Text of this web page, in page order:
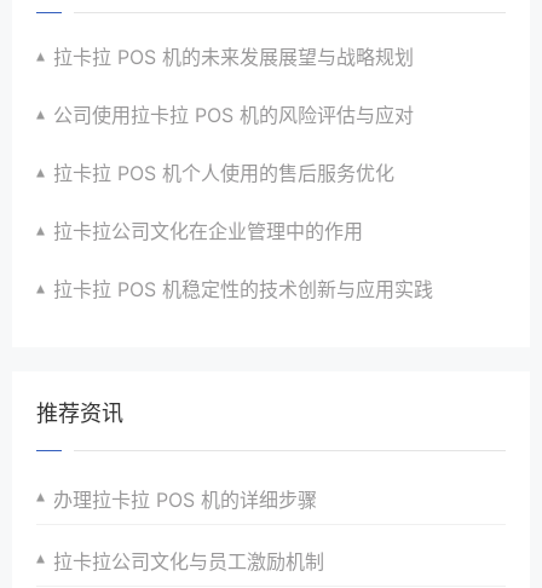
拉卡拉 POS 机的未来发展展望与战略规划
公司使用拉卡拉 POS 机的风险评估与应对
拉卡拉 POS 机个人使用的售后服务优化
拉卡拉公司文化在企业管理中的作用
拉卡拉 POS 机稳定性的技术创新与应用实践
推荐资讯
办理拉卡拉 POS 机的详细步骤
拉卡拉公司文化与员工激励机制